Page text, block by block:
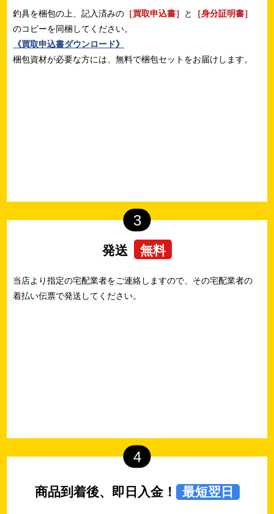
釣具を梱包の上、記入済みの ［買取申込書］ と
［身分証明書］
のコピーを同梱してください。
《買取申込書ダウンロード》
梱包資材が必要な方には、無料で梱包セットをお届けします。
3
発送 無料
当店より指定の宅配業者をご連絡しますので、その宅配業者の
着払い伝票で発送してください。
4
商品到着後、即日入金！ 最短翌日